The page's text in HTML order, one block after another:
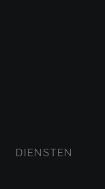
LUXE
FLATS EN
DIENSTEN